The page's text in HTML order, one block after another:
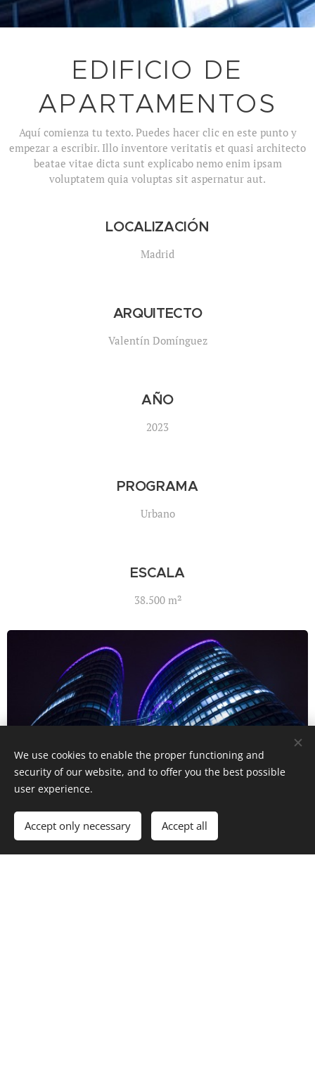
EDIFICIO DE
APARTAMENTOS
Aquí comienza tu texto. Puedes hacer clic en este punto y
empezar a escribir. Illo inventore veritatis et quasi architecto
beatae vitae dicta sunt explicabo nemo enim ipsam
voluptatem quia voluptas sit aspernatur aut.
LOCALIZACIÓN
Madrid
ARQUITECTO
Valentín Domínguez
AÑO
2023
PROGRAMA
Urbano
ESCALA
38.500 m²
We use cookies to enable the proper functioning and
security of our website, and to offer you the best possible
user experience.
Accept only necessary Accept all